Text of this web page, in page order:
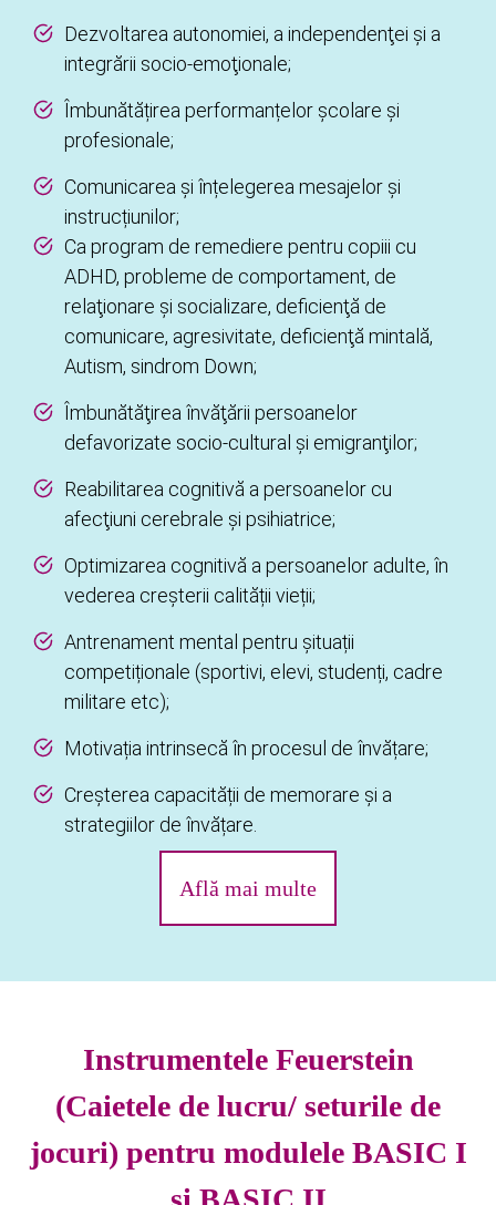
Dezvoltarea autonomiei, a independenţei şi a
integrării socio-emoţionale;
Îmbunătățirea performanțelor școlare și
profesionale;
Comunicarea și înțelegerea mesajelor și
instrucțiunilor;
Ca program de remediere pentru copiii cu
ADHD, probleme de comportament, de
relaţionare şi socializare, deficienţă de
comunicare, agresivitate, deficienţă mintală,
Autism, sindrom Down;
Îmbunătăţirea învăţării persoanelor
defavorizate socio-cultural şi emigranţilor;
Reabilitarea cognitivă a persoanelor cu
afecţiuni cerebrale şi psihiatrice;
Optimizarea cognitivă a persoanelor adulte, în
vederea creșterii calității vieții;
Antrenament mental pentru șituații
competiționale (sportivi, elevi, studenți, cadre
militare etc);
Motivația intrinsecă în procesul de învățare;
Creșterea capacității de memorare și a
strategiilor de învățare.
Află mai multe
Instrumentele Feuerstein
(Caietele de lucru/ seturile de
jocuri) pentru modulele BASIC I